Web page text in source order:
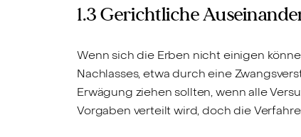
1.3 Gerichtliche
Wenn sich die Erben nicht einigen
Nachlasses, etwa durch eine
Erwägung ziehen sollten, wenn alle
Vorgaben verteilt wird, doch die